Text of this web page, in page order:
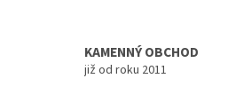
KAMENNÝ OBCHOD
již od roku 2011